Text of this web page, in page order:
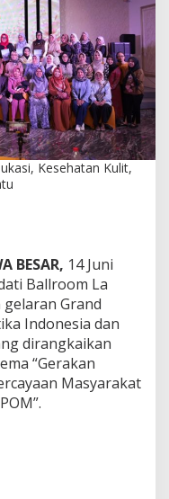
Kesehatan Kulit,
BESAR, 14 Juni
Ballroom La
gelaran Grand
Indonesia dan
dirangkaikan
“Gerakan
Masyarakat